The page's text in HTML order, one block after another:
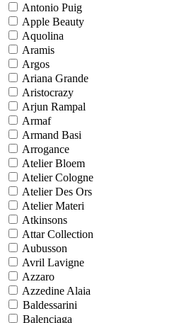
Antonio Puig
Apple Beauty
Aquolina
Aramis
Argos
Ariana Grande
Aristocrazy
Arjun Rampal
Armaf
Armand Basi
Arrogance
Atelier Bloem
Atelier Cologne
Atelier Des Ors
Atelier Materi
Atkinsons
Attar Collection
Aubusson
Avril Lavigne
Azzaro
Azzedine Alaia
Baldessarini
Balenciaga